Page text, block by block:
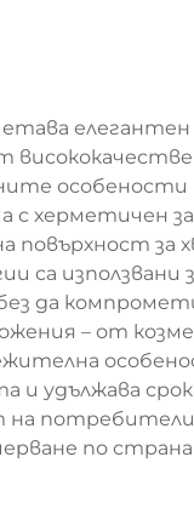
елегантен
особености
с херметичен
повърхност за
са използвани
да
– от
удължава
на
по